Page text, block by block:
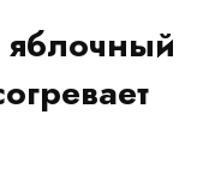
яблочный